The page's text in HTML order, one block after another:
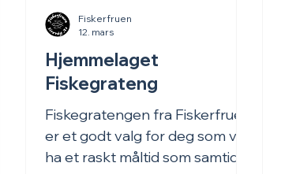
Hjemmelaget
Fiskegrateng
Fiskegratengen fra Fiskerfruen
er et godt valg for deg som vil
ha et raskt måltid som samtidig
Fiskerfruen
12. mars